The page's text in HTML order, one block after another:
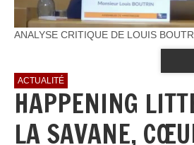
ANALYSE CRITIQUE DE LOUIS
ACTUALITÉ
HAPPENING
LA SAVANE,